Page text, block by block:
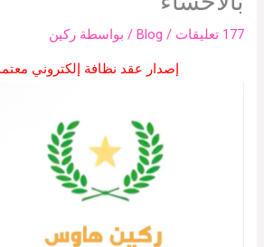
177 تعليقات /
Blog / بواسطة ركين
إصدار عقد نظافة إلكتروني